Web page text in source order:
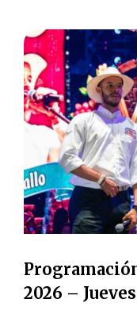
2026 –